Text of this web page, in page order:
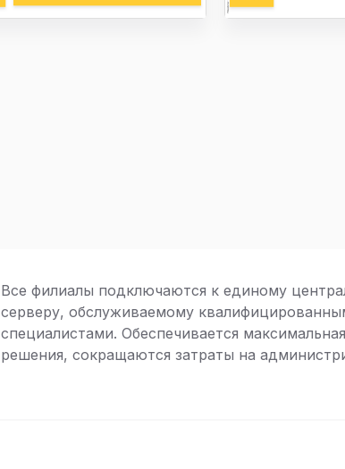
Все филиалы подключаются к единому
серверу, обслуживаемому
специалистами. Обеспечивается
решения, сокращаются затраты на